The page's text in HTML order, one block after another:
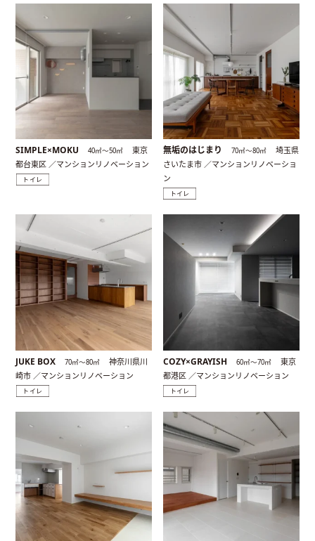
SIMPLE×MOKU 40㎡〜50㎡
東京
都台東区 ／マンションリノベーション
トイレ
無垢のはじまり 70㎡〜80㎡
埼玉県
さいたま市 ／マンションリノベーショ
ン
トイレ
JUKE BOX 70㎡〜80㎡
神奈川県川
崎市 ／マンションリノベーション
トイレ
COZY×GRAYISH 60㎡〜70㎡
東京
都港区 ／マンションリノベーション
トイレ